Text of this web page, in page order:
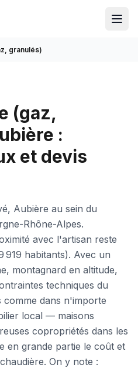
granulés)
(gaz,
:
et devis
Aubière au sein du
Rhône-Alpes.
avec l'artisan reste
919 habitants). Avec un
montagnard en altitude,
techniques du
dans n'importe
local — maisons
copropriétés dans les
en grande partie le coût et
On y note :